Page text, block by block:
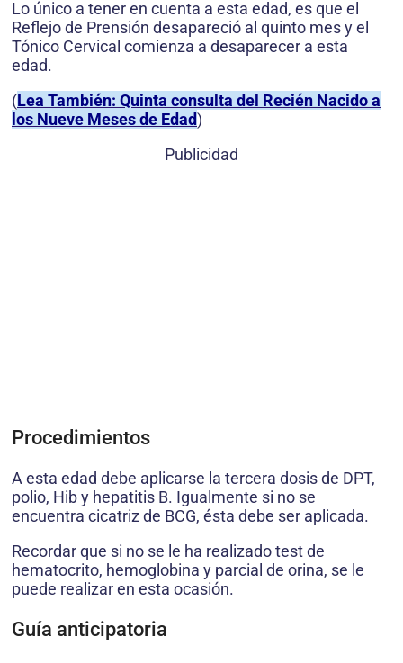
Lo único a tener en cuenta a esta edad, es que el
Reflejo de Prensión desapareció al quinto mes y el
Tónico Cervical comienza a desaparecer a esta
edad.
(Lea También: Quinta consulta del Recién Nacido a
los Nueve Meses de Edad)
Publicidad
Procedimientos
A esta edad debe aplicarse la tercera dosis de DPT,
polio, Hib y hepatitis B. Igualmente si no se
encuentra cicatriz de BCG, ésta debe ser aplicada.
Recordar que si no se le ha realizado test de
hematocrito, hemoglobina y parcial de orina, se le
puede realizar en esta ocasión.
Guía anticipatoria